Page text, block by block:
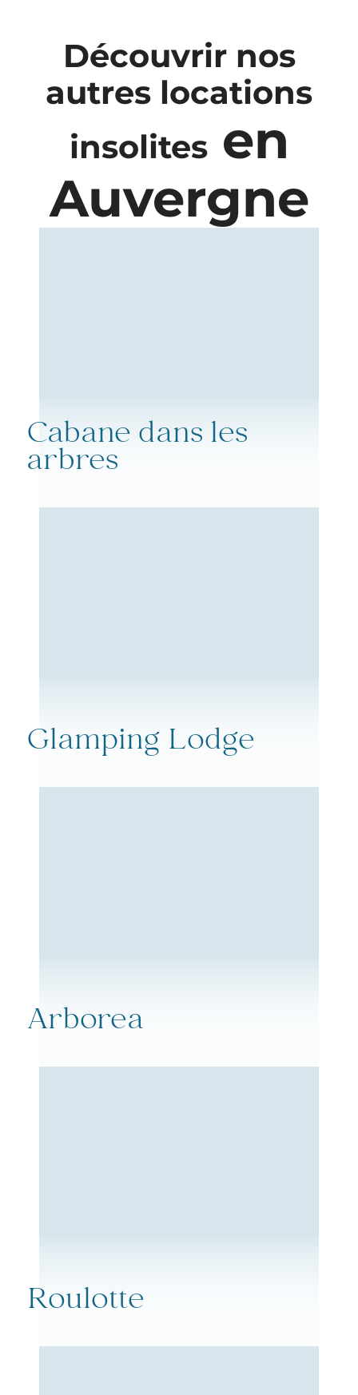
Découvrir nos
autres locations
insolitesen
Auvergne
Cabane dans les
arbres
Glamping Lodge
Arborea
Roulotte